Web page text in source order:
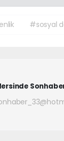
#sosyal